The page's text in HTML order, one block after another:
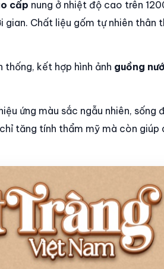
cấp nung ở nhiệt độ cao trên
Chất liệu gốm tự nhiên thân
kết hợp hình ảnh guồng
ứng màu sắc ngẫu nhiên, sống
tăng tính thẩm mỹ mà còn giúp